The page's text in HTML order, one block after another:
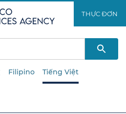
đến
nội
dung
THỰC ĐƠN​​
Filipino Tiếng Việt